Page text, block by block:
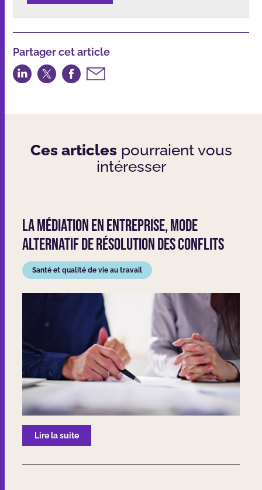
Partager cet article
Partager
sur
Partager
sur
Partager
sur
par
Ces articlespourraient vous
intéresser
La médiation en entreprise, mode
alternatif de résolution des conflits
Santé et qualité de vie au travail
Lire la suite